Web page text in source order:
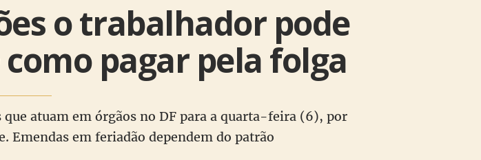
o trabalhador pode
pagar pela folga
atuam em órgãos no DF para a quarta-feira (6), por
Emendas em feriadão dependem do patrão